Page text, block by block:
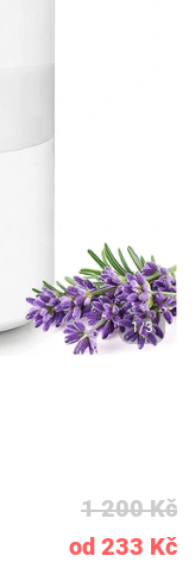
1/3
1 200 Kč
od 233 Kč